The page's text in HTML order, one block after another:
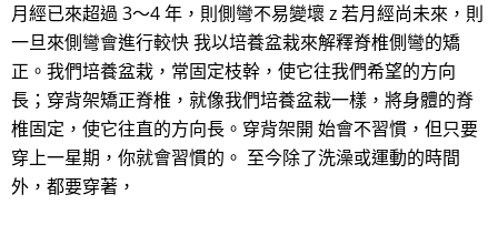
月經已來超過 3～4 年，則側彎不易變壞 z 若月經尚未來，則
一旦來側彎會進行較快 我以培養盆栽來解釋脊椎側彎的矯
正。我們培養盆栽，常固定枝幹，使它往我們希望的方向
長；穿背架矯正脊椎，就像我們培養盆栽一樣，將身體的脊
椎固定，使它往直的方向長。穿背架開 始會不習慣，但只要
穿上一星期，你就會習慣的。 至今除了洗澡或運動的時間
外，都要穿著，